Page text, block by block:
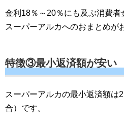
金利18％～20％にも及ぶ消費者
スーパーアルカへのおまとめが
特徴③最小返済額が安い
スーパーアルカの最小返済額は
合）です。